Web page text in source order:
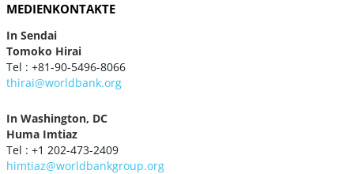
MEDIENKONTAKTE
In Sendai
Tomoko Hirai
Tel : +81-90-5496-8066
thirai@worldbank.org
In Washington, DC
Huma Imtiaz
Tel : +1 202-473-2409
himtiaz@worldbankgroup.org